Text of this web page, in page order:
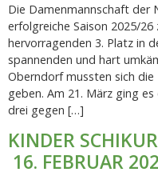
Die Damenmannschaft der
erfolgreiche Saison 2025/
hervorragenden 3. Platz in
spannenden und hart
Oberndorf mussten sich
geben. Am 21. März ging
drei gegen […]
KINDER
16. FEBRUAR